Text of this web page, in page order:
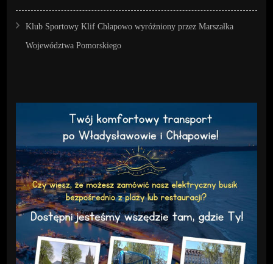
Klub Sportowy Klif Chłapowo wyróżniony przez Marszałka
Województwa Pomorskiego